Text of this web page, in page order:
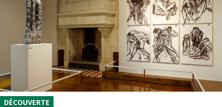
DÉCOUVERTE